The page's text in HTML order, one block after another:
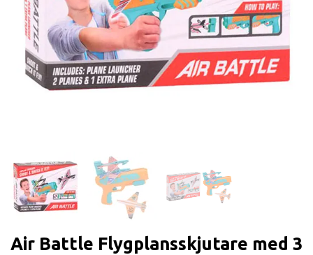
Air Battle Flygplansskjutare med 3